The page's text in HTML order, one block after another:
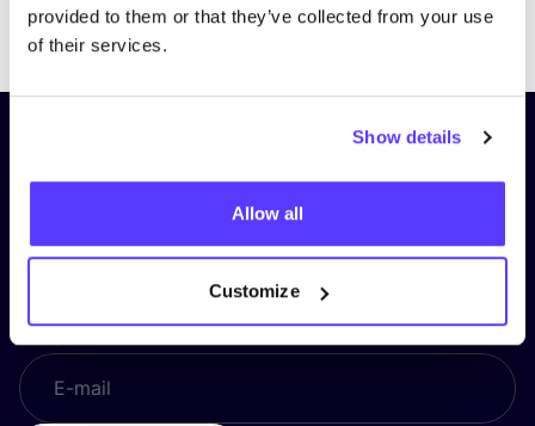
provided to them or that they’ve collected from your use
of their services.
Show details
Allow all
Customize
PreviousNext
Schrijf je in op onze nieuwsbrief
en blijf op de hoogte!